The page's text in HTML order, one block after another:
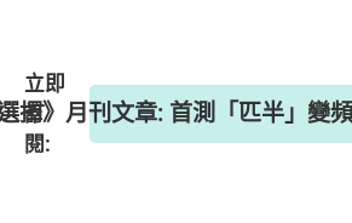
立即
訂
閱:
擇》月刊文章: 首測「匹半」變